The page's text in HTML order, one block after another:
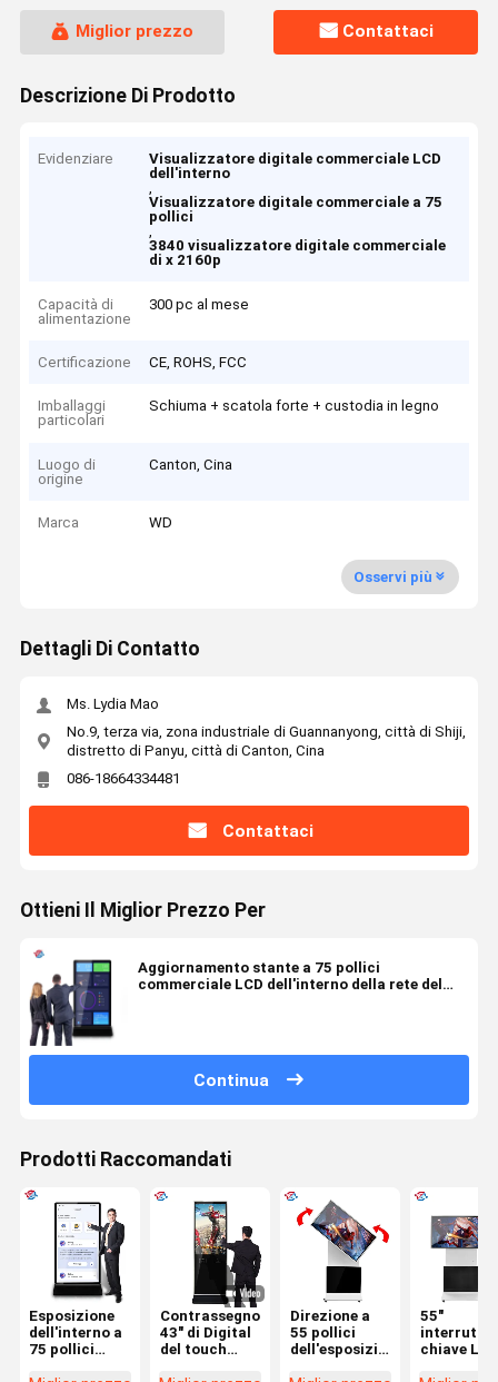
Miglior prezzo Contattaci
Descrizione Di Prodotto
Evidenziare
Visualizzatore digitale commerciale LCD
dell'interno
,
Visualizzatore digitale commerciale a 75
pollici
,
3840 visualizzatore digitale commerciale
di x 2160p
Capacità di
alimentazione
300 pc al mese
Certificazione CE, ROHS, FCC
Imballaggi
particolari
Schiuma + scatola forte + custodia in legno
Luogo di
origine
Canton, Cina
Marca WD
Osservi più
Dettagli Di Contatto
Ms. Lydia Mao
No.9, terza via, zona industriale di Guannanyong, città di Shiji,
distretto di Panyu, città di Canton, Cina
086-18664334481
Contattaci
Ottieni Il Miglior Prezzo Per
Aggiornamento stante a 75 pollici
commerciale LCD dell'interno della rete del
Continua
Prodotti Raccomandati
Esposizione
dell'interno a
75 pollici
Contrassegno
43" di Digital
del touch
Direzione a
55 pollici
dell'esposizione
55"
chiave LCD